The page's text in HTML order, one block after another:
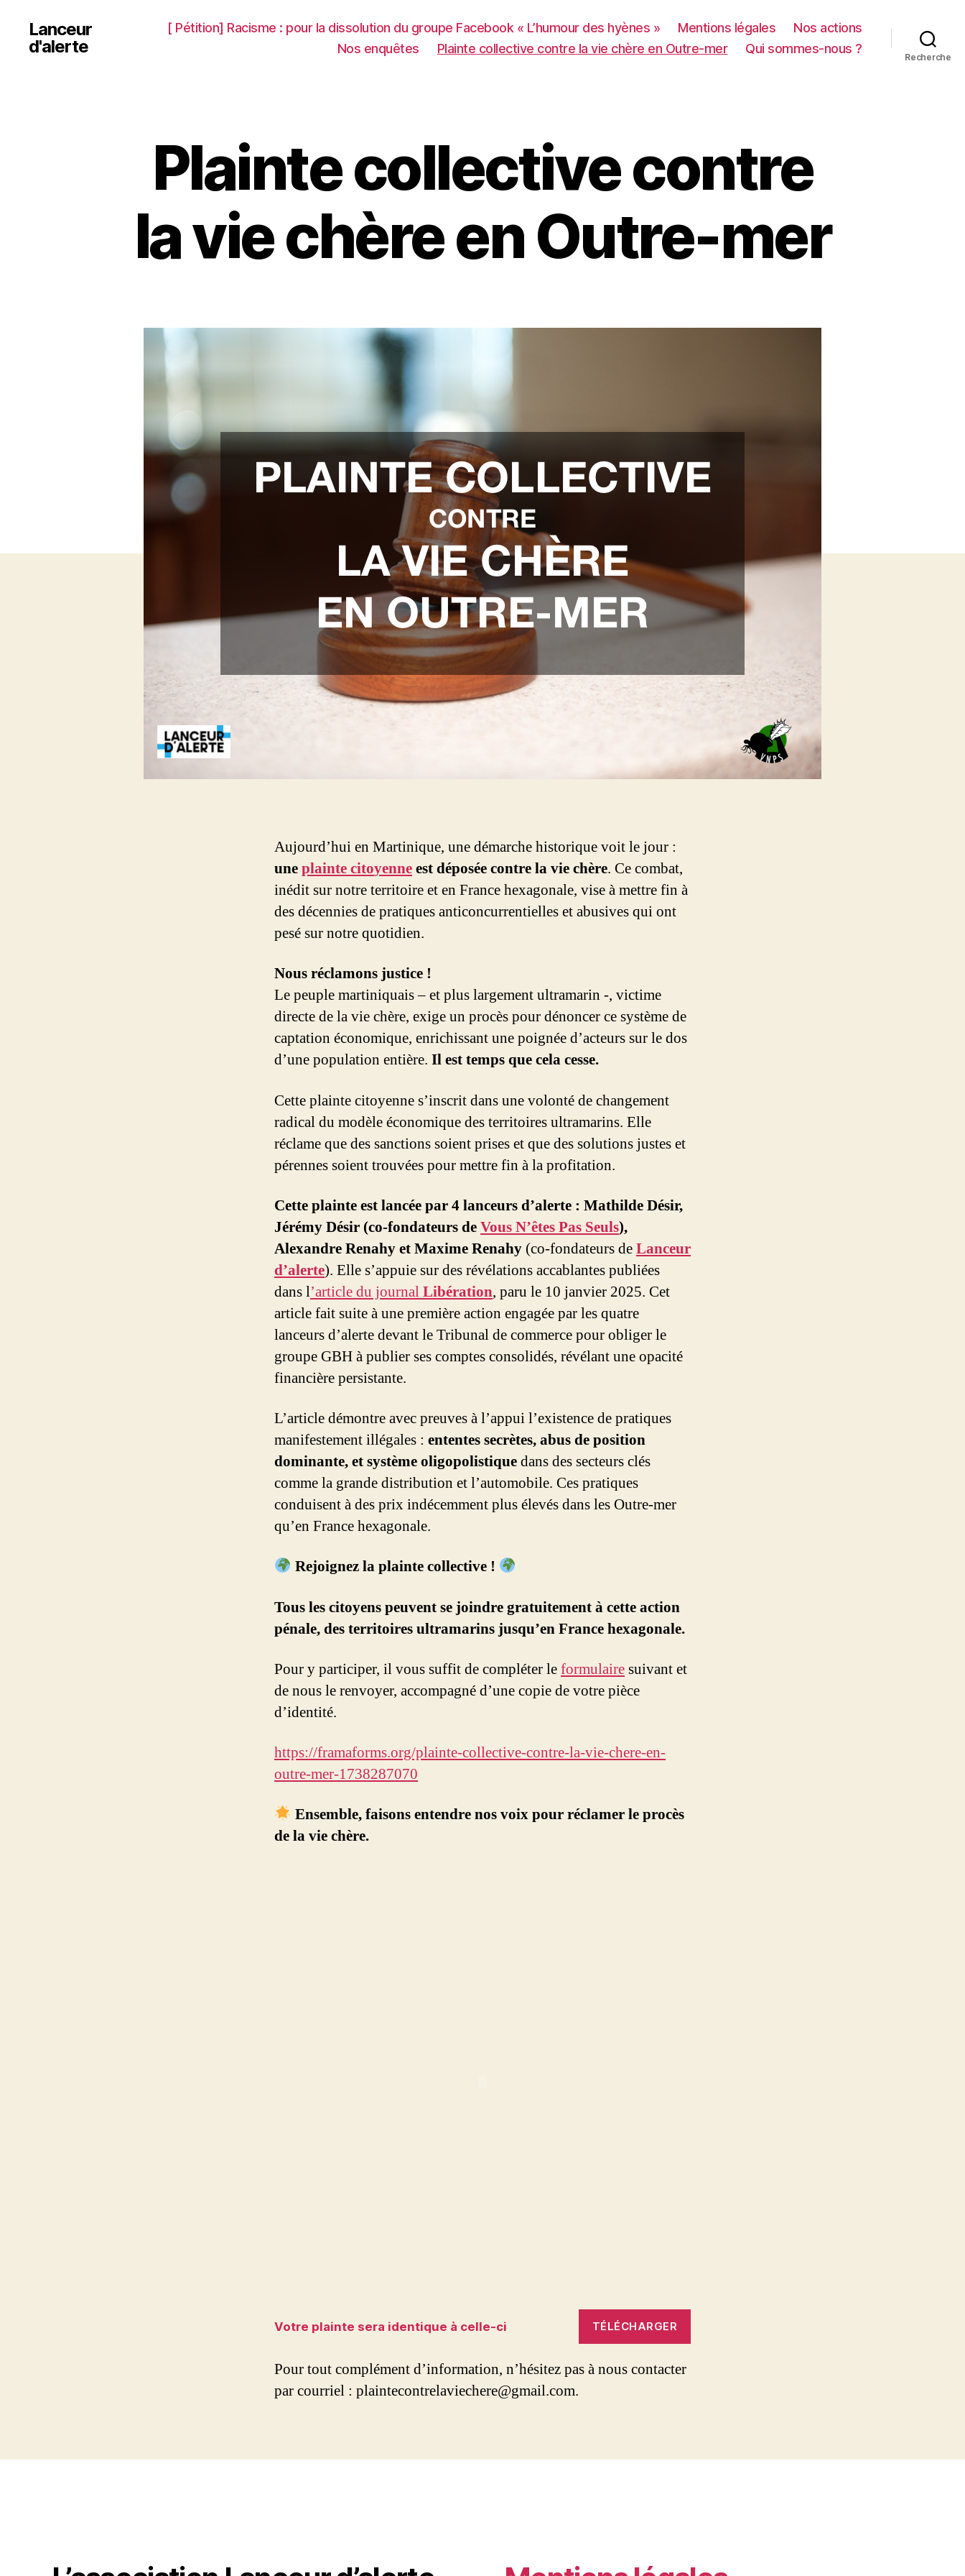
Lanceur
d'alerte
[ Pétition] Racisme : pour la dissolution du groupe Facebook « L’humour des hyènes » Mentions légales
Nos actions
Nos enquêtes
Plainte collective contre la vie chère en Outre-mer Qui sommes-nous ?
Recherche
Plainte collective contre
la vie chère en Outre-mer
Aujourd’hui en Martinique, une démarche historique voit le jour :
uneplainte citoyenneest déposée contre la vie chère. Ce combat,
inédit sur notre territoire et en France hexagonale, vise à mettre fin à
des décennies de pratiques anticoncurrentielles et abusives qui ont
pesé sur notre quotidien.
Nous réclamons justice !
Le peuple martiniquais – et plus largement ultramarin -, victime
directe de la vie chère, exige un procès pour dénoncer ce système de
captation économique, enrichissant une poignée d’acteurs sur le dos
d’une population entière. Il est temps que cela cesse.
Cette plainte citoyenne s’inscrit dans une volonté de changement
radical du modèle économique des territoires ultramarins. Elle
réclame que des sanctions soient prises et que des solutions justes et
pérennes soient trouvées pour mettre fin à la profitation.
Cette plainte est lancée par 4 lanceurs d’alerte : Mathilde Désir,
Jérémy Désir (co-fondateurs deVous N’êtes Pas Seuls),
Alexandre Renahy et Maxime Renahy (co-fondateurs deLanceur
d’alerte). Elle s’appuie sur des révélations accablantes publiées
dans l’article du journalLibération, paru le 10 janvier 2025. Cet
article fait suite à une première action engagée par les quatre
lanceurs d’alerte devant le Tribunal de commerce pour obliger le
groupe GBH à publier ses comptes consolidés, révélant une opacité
financière persistante.
L’article démontre avec preuves à l’appui l’existence de pratiques
manifestement illégales : ententes secrètes, abus de position
dominante, et système oligopolistiquedans des secteurs clés
comme la grande distribution et l’automobile. Ces pratiques
conduisent à des prix indécemment plus élevés dans les Outre-mer
qu’en France hexagonale.
Rejoignez la plainte collective !
Tous les citoyens peuvent se joindre gratuitement à cette action
pénale, des territoires ultramarins jusqu’en France hexagonale.
Pour y participer, il vous suffit de compléter leformulairesuivant et
de nous le renvoyer, accompagné d’une copie de votre pièce
d’identité.
https://framaforms.org/plainte-collective-contre-la-vie-chere-en-
outre-mer-1738287070
Ensemble, faisons entendre nos voix pour réclamer le procès
de la vie chère.
Votre plainte sera identique à celle-ci TÉLÉCHARGER
Pour tout complément d’information, n’hésitez pas à nous contacter
par courriel : plaintecontrelaviechere@gmail.com.